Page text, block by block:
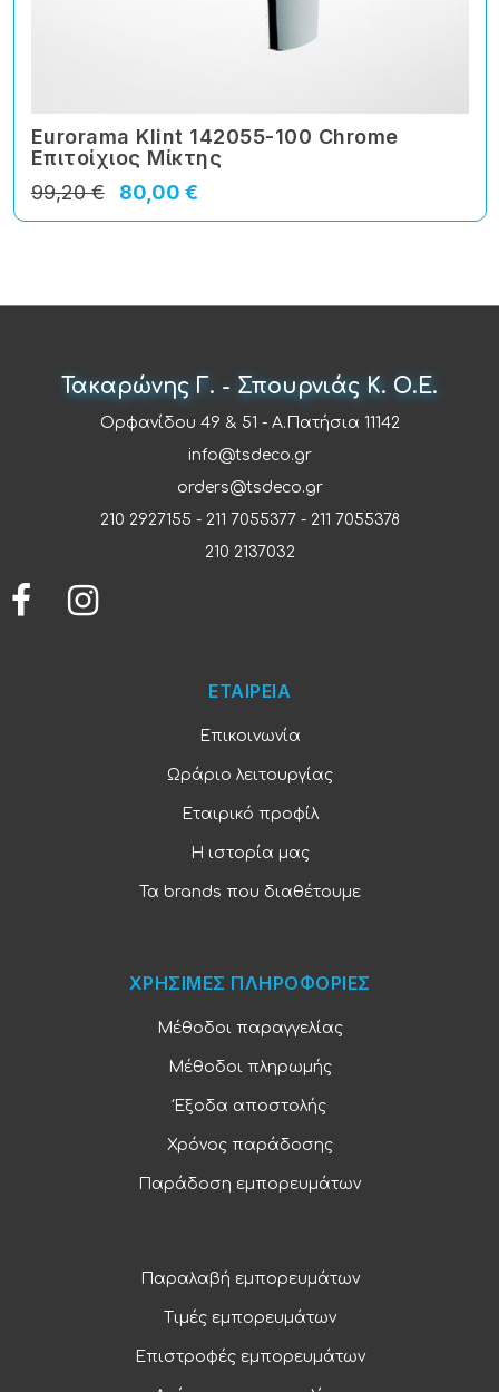
Eurorama Klint 142055-100 Chrome
Επιτοίχιος Μίκτης
80,00 €
99,20 €
Τακαρώνης Γ. - Σπουρνιάς Κ. Ο.Ε.
Ορφανίδου 49 & 51 - Α.Πατήσια 11142
info@tsdeco.gr
orders@tsdeco.gr
210 2927155 - 211 7055377- 211 7055378
210 2137032
ΕΤΑΙΡΕΙΑ
Επικοινωνία
Ωράριο λειτουργίας
Εταιρικό προφίλ
Η ιστορία μας
Τα brands που διαθέτουμε
ΧΡΗΣΙΜΕΣ ΠΛΗΡΟΦΟΡΙΕΣ
Μέθοδοι παραγγελίας
Μέθοδοι πληρωμής
Έξοδα αποστολής
Χρόνος παράδοσης
Παράδοση εμπορευμάτων
Παραλαβή εμπορευμάτων
Τιμές εμπορευμάτων
Επιστροφές εμπορευμάτων